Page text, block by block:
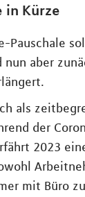
in Kürze
Pauschale
nun aber
als
der
2023
mit Büro